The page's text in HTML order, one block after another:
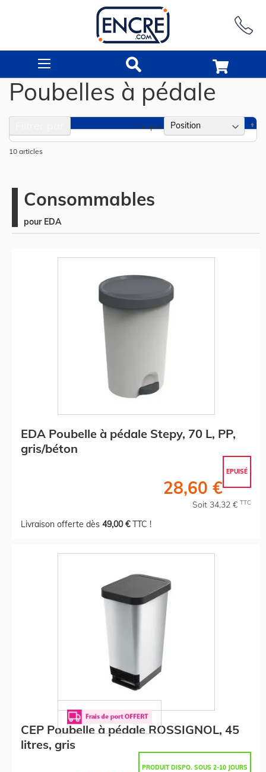
Poubelles à pédale
10 articles
Trier par
Consommables
pour EDA
EDA Poubelle à pédale Stepy, 70 L, PP,
gris/béton
EPUISÉ
28,60 €
Soit 34,32 € TTC
Livraison offerte dès 49,00 €TTC !
CEP Poubelle à pédale ROSSIGNOL, 45
litres, gris
PRODUIT DISPO. SOUS 2-10 JOURS